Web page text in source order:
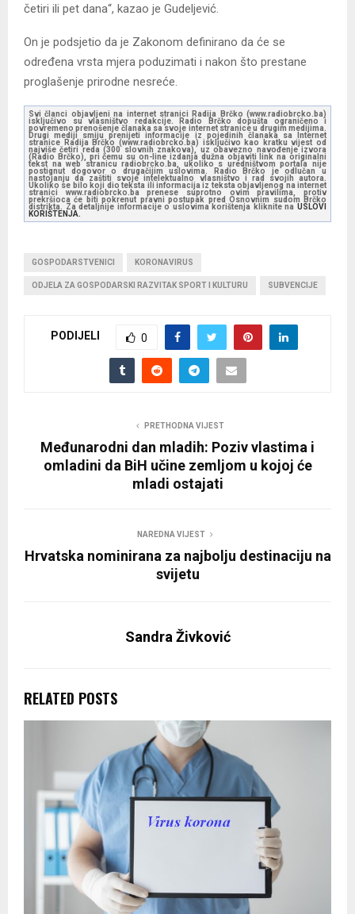
četiri ili pet dana“, kazao je Gudeljević.
On je podsjetio da je Zakonom definirano da će se
određena vrsta mjera poduzimati i nakon što prestane
proglašenje prirodne nesreće.
Svi članci objavljeni na internet stranici Radija Brčko (www.radiobrcko.ba)
isključivo su vlasništvo redakcije. Radio Brčko dopušta ograničeno i
povremeno prenošenje članaka sa svoje internet stranice u drugim medijima.
Drugi mediji smiju prenijeti informacije iz pojedinih članaka sa Internet
stranice Radija Brčko (www.radiobrcko.ba) isključivo kao kratku vijest od
najviše četiri reda (300 slovnih znakova), uz obavezno navođenje izvora
(Radio Brčko), pri čemu su on-line izdanja dužna objaviti link na originalni
tekst na web stranicu radiobrcko.ba, ukoliko s uredništvom portala nije
postignut dogovor o drugačijim uslovima. Radio Brčko je odlučan u
nastojanju da zaštiti svoje intelektualno vlasništvo i rad svojih autora.
Ukoliko se bilo koji dio teksta ili informacija iz teksta objavljenog na internet
stranici www.radiobrcko.ba prenese suprotno ovim pravilima, protiv
prekršioca će biti pokrenut pravni postupak pred Osnovnim sudom Brčko
distrikta. Za detaljnije informacije o uslovima korištenja kliknite na USLOVI
KORIŠTENJA.
GOSPODARSTVENICI KORONAVIRUS
ODJELA ZA GOSPODARSKI RAZVITAK SPORT I KULTURU SUBVENCIJE
PODIJELI 0
PRETHODNA VIJEST
Međunarodni dan mladih: Poziv vlastima i
omladini da BiH učine zemljom u kojoj će
mladi ostajati
NAREDNA VIJEST
Hrvatska nominirana za najbolju destinaciju na
svijetu
Sandra Živković
RELATED POSTS